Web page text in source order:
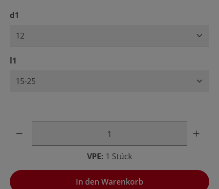
d1
l1
VPE: 1 Stück
In den Warenkorb